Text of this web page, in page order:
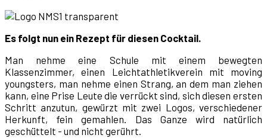
Es folgt nun ein Rezept für diesen Cocktail.
Man nehme eine Schule mit einem bewegten
Klassenzimmer, einen Leichtathletikverein mit moving
youngsters, man nehme einen Strang, an dem man ziehen
kann, eine Prise Leute die verrückt sind, sich diesen ersten
Schritt anzutun, gewürzt mit zwei Logos, verschiedener
Herkunft, fein gemahlen. Das Ganze wird natürlich
geschüttelt - und nicht gerührt.